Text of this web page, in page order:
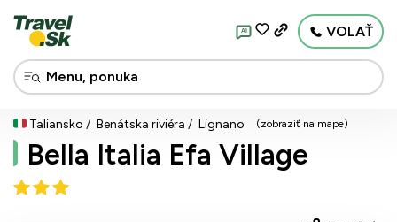
AI VOLAŤ
Taliansko Benátska riviéra Lignano (zobraziť na mape)
Bella Italia Efa Village